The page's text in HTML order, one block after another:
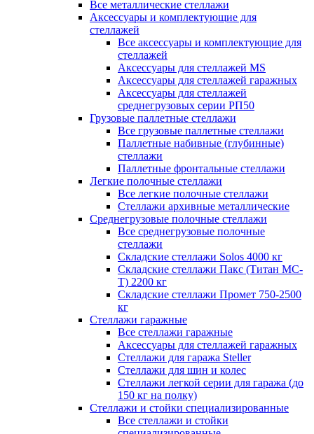
Все металлические стеллажи
Аксессуары и комплектующие для
стеллажей
Все аксессуары и комплектующие для
стеллажей
Аксессуары для стеллажей MS
Аксессуары для стеллажей гаражных
Аксессуары для стеллажей
среднегрузовых серии РП50
Грузовые паллетные стеллажи
Все грузовые паллетные стеллажи
Паллетные набивные (глубинные)
стеллажи
Паллетные фронтальные стеллажи
Легкие полочные стеллажи
Все легкие полочные стеллажи
Стеллажи архивные металлические
Среднегрузовые полочные стеллажи
Все среднегрузовые полочные
стеллажи
Складские стеллажи Solos 4000 кг
Складские стеллажи Пакс (Титан МС-
Т) 2200 кг
Складские стеллажи Промет 750-2500
кг
Стеллажи гаражные
Все стеллажи гаражные
Аксессуары для стеллажей гаражных
Стеллажи для гаража Steller
Стеллажи для шин и колес
Стеллажи легкой серии для гаража (до
150 кг на полку)
Стеллажи и стойки специализированные
Все стеллажи и стойки